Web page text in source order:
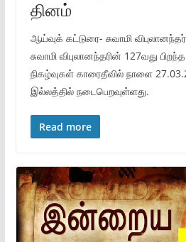
தினம்
ஆய்வுக் கட்டுரை- சுவாமி
சுவாமி விபுலானந்தரின் 127வது
நிகழ்வுகள் காரைதீவில் நாளை
இல்லத்தில் நடைபெறவுள்ளது.
Read more